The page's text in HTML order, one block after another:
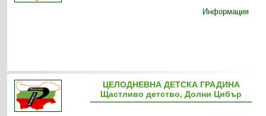
Информация
ЦЕЛОДНЕВНА ДЕТСКА ГРАДИНА
Щастливо детство, Долни Цибър